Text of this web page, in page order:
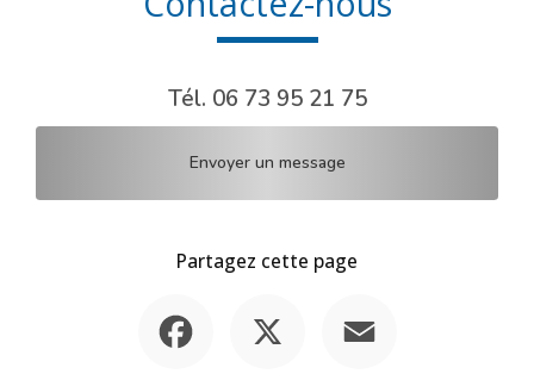
Tél. 06 73 95 21 75
Envoyer un message
Partagez cette page